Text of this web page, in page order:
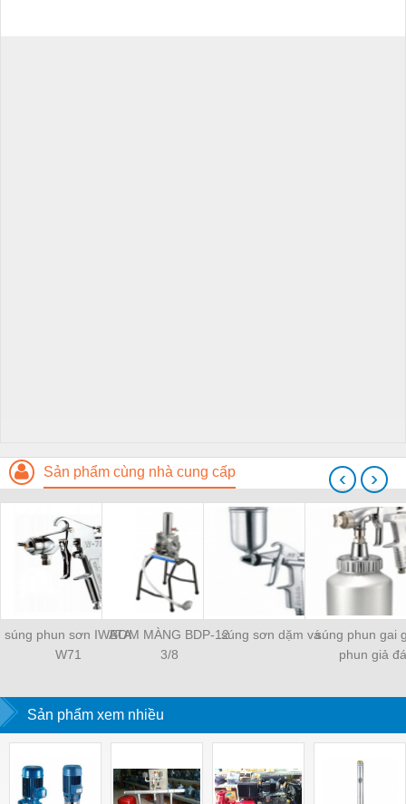
Sản phẩm cùng nhà cung cấp
súng phun sơn IWATA
W71
BƠM MÀNG BDP-12
3/8
súng sơn dặm vásúng phun gai
phun giả đá
‹ ›
Sản phẩm xem nhiều